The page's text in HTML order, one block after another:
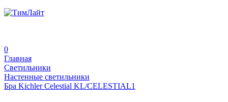
0
Главная
Светильники
Настенные светильники
Бра Kichler Celestial KL/CELESTIAL1